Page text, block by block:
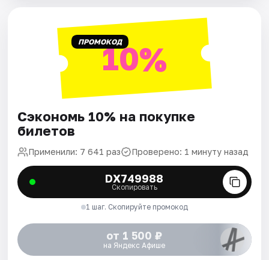
ПРОМОКОД10%
Сэкономь 10% на покупке
билетов
Применили: 7 641 раз Проверено: 1 минуту назад
DX749988
Скопировать
1 шаг. Скопируйте промокод
от 1 500 ₽
на Яндекс Афише